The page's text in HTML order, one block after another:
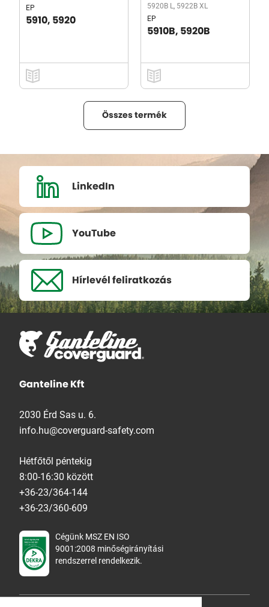
EP
5910, 5920
5920B L, 5922B XL
EP
5910B, 5920B
Összes termék
LinkedIn
YouTube
Hírlevél feliratkozás
Ganteline Kft
2030 Érd Sas u. 6.
info.hu@coverguard-safety.com
Hétfőtől péntekig
8:00-16:30 között
+36-23/364-144
+36-23/360-609
Cégünk MSZ EN ISO
9001:2008 minőségirányítási
rendszerrel rendelkezik.